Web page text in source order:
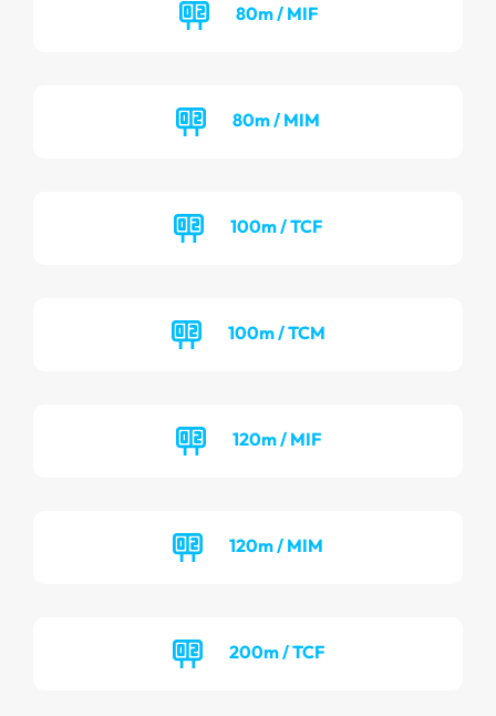
80m / MIF
80m / MIM
100m / TCF
100m / TCM
120m / MIF
120m / MIM
200m / TCF